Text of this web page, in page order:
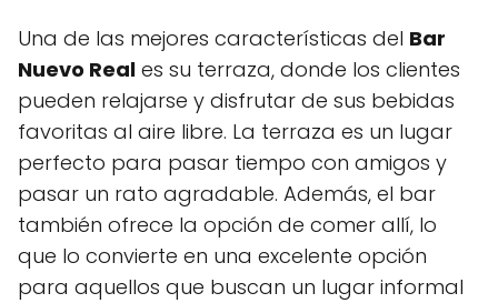
Una de las mejores características del Bar
Nuevo Real es su terraza, donde los clientes
pueden relajarse y disfrutar de sus bebidas
favoritas al aire libre. La terraza es un lugar
perfecto para pasar tiempo con amigos y
pasar un rato agradable. Además, el bar
también ofrece la opción de comer allí, lo
que lo convierte en una excelente opción
para aquellos que buscan un lugar informal